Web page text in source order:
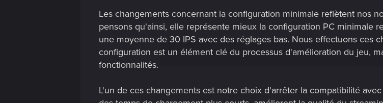
Les changements concernant la configuration minimale reflètent nos
pensons qu'ainsi, elle représente mieux la configuration PC minimale
une moyenne de 30 IPS avec des réglages bas. Nous effectuons ces
configuration est un élément clé du processus d'amélioration du jeu,
fonctionnalités.
L'un de ces changements est notre choix d'arrêter la compatibilité